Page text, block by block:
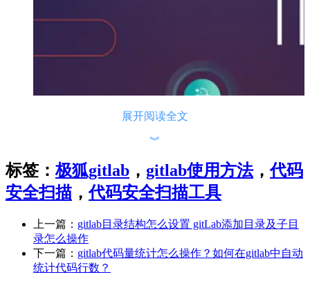
队在早期发现并修复问题，从而提高软件的安全性和可靠性。
GitLab的代码扫描功能支持多种编程语言和框架，能够扫描
些扫描工具，GitLab可以在代码提交、合并请求和CI/CD管道
中自动执行扫描，确保每次代码变更都经过严格的质量和安全
检查。
二、gitlab如何使用代码扫描功能
展开阅读全文
︾
标签：极狐gitlab ， gitlab使用方法，代码
安全扫描 ，代码安全扫描工具
上一篇： gitlab目录结构怎么设置 gitLab添加目录及子目
录怎么操作
下一篇： gitlab代码量统计怎么操作？如何在gitlab中自动
统计代码行数？